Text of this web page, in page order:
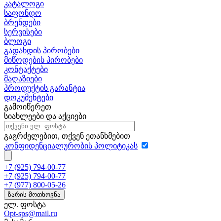
კატალოგი
საფონდო
ბრენდები
სერვისები
ბლოგი
გადახდის პირობები
მიწოდების პირობები
კონტაქტები
მაღაზიები
პროდუქტის გარანტია
დოკუმენტები
გამოიწერეთ
სიახლეები და აქციები
გაგრძელებით, თქვენ ეთანხმებით
კონფიდენციალურობის პოლიტიკას
+7 (925) 794-00-77
+7 (925) 794-00-77
+7 (977) 800-05-26
ზარის მოთხოვნა
ელ. ფოსტა
Opt-sps@mail.ru